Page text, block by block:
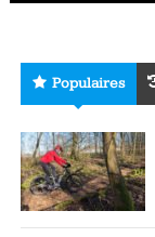
Populaires